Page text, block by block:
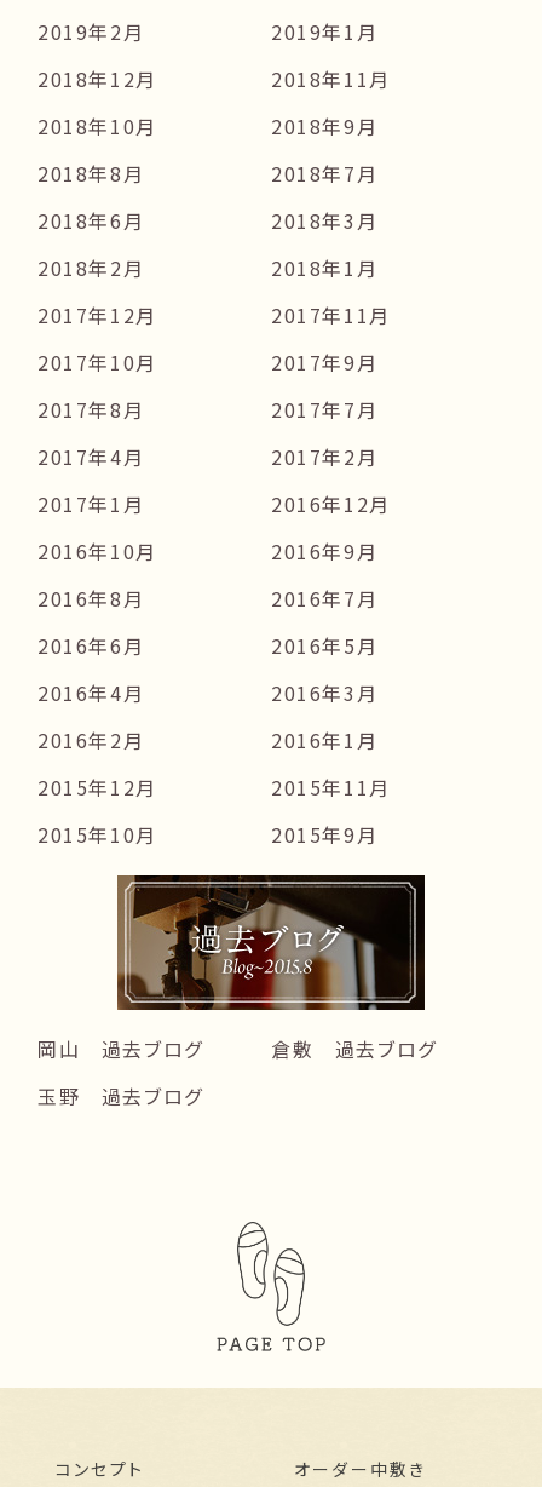
2019年2月
2019年1月
2018年12月
2018年11月
2018年10月
2018年9月
2018年8月
2018年7月
2018年6月
2018年3月
2018年2月
2018年1月
2017年12月
2017年11月
2017年10月
2017年9月
2017年8月
2017年7月
2017年4月
2017年2月
2017年1月
2016年12月
2016年10月
2016年9月
2016年8月
2016年7月
2016年6月
2016年5月
2016年4月
2016年3月
2016年2月
2016年1月
2015年12月
2015年11月
2015年10月
2015年9月
岡山 過去ブログ
倉敷 過去ブログ
玉野 過去ブログ
コンセプト オーダー中敷き